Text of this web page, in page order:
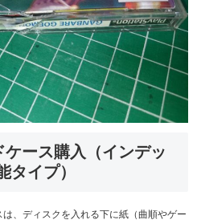
ース購入（インデッ
タイプ）
、ディスクを入れる下に紙（曲順やゲー